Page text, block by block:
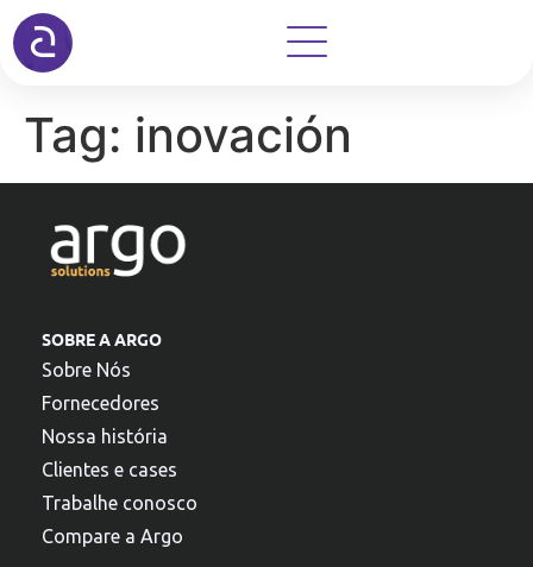
Tag: inovación
SOBRE A ARGO
Sobre Nós
Fornecedores
Nossa história
Clientes e cases
Trabalhe conosco
Compare a Argo